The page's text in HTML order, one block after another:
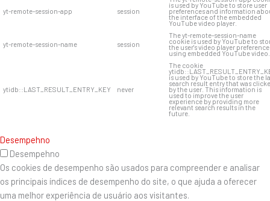
yt-remote-session-app session
is used by YouTube to store user
preferences and information
the interface of the embedded
YouTube video player.
yt-remote-session-name session
The yt-remote-session-name
cookie is used by YouTube to
the user's video player
using embedded YouTube video.
ytidb::LAST_RESULT_ENTRY_KEY never
The cookie
is used by YouTube to store the
search result entry that was
by the user. This information is
used to improve the user
experience by providing more
relevant search results in the
future.
Desempehno
Desempehno
Os cookies de desempenho são usados ​​para compreender e analisar
os principais índices de desempenho do site, o que ajuda a oferecer
uma melhor experiência de usuário aos visitantes.